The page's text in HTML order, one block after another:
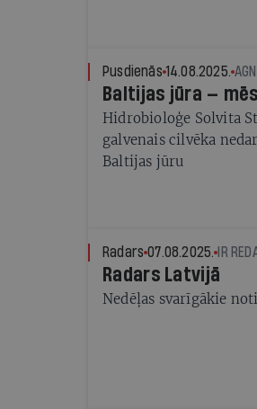
Pusdienās 14.08.2025.
Baltijas jūra —
Hidrobioloģe Solvita
galvenais cilvēka
Baltijas jūru
Radars 07.08.2025. IR
Radars Latvijā
Nedēļas svarīgākie